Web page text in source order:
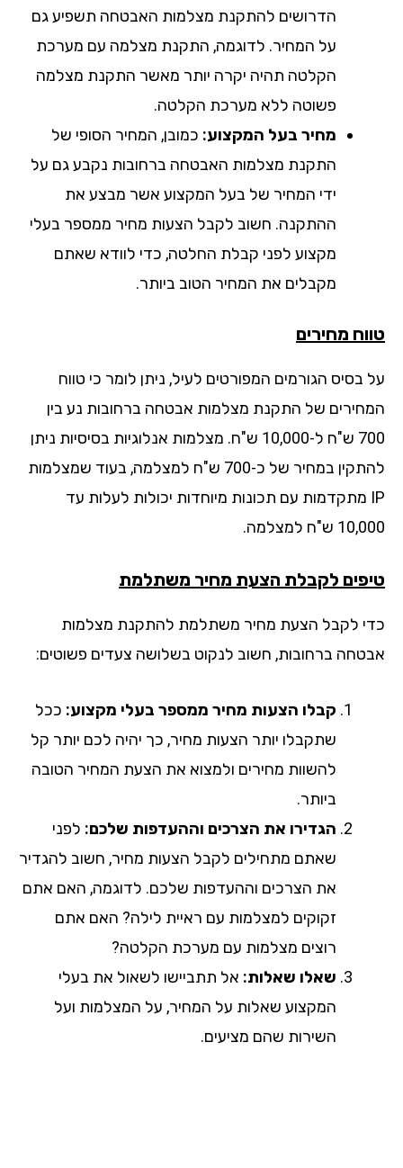
הדרושים להתקנת מצלמות האבטחה תשפיע גם
על המחיר. לדוגמה, התקנת מצלמה עם מערכת
הקלטה תהיה יקרה יותר מאשר התקנת מצלמה
פשוטה ללא מערכת הקלטה.
מחיר בעל המקצוע:כמובן, המחיר הסופי של
התקנת מצלמות האבטחה ברחובות נקבע גם על
ידי המחיר של בעל המקצוע אשר מבצע את
ההתקנה. חשוב לקבל הצעות מחיר ממספר בעלי
מקצוע לפני קבלת החלטה, כדי לוודא שאתם
מקבלים את המחיר הטוב ביותר.
מחירים
בסיס הגורמים המפורטים לעיל, ניתן לומר כי טווח
של התקנת מצלמות אבטחה ברחובות נע בין
700 ש"ח ל-10,000 ש"ח. מצלמות אנלוגיות בסיסיות ניתן
להתקין במחיר של כ-700 ש"ח למצלמה, בעוד שמצלמות
IP מתקדמות עם תכונות מיוחדות יכולות לעלות עד
ש"ח למצלמה.
לקבלת הצעת מחיר משתלמת
לקבל הצעת מחיר משתלמת להתקנת מצלמות
ברחובות, חשוב לנקוט בשלושה צעדים פשוטים:
קבלו הצעות מחיר ממספר בעלי מקצוע:ככל
שתקבלו יותר הצעות מחיר, כך יהיה לכם יותר קל
להשוות מחירים ולמצוא את הצעת המחיר הטובה
ביותר.
הגדירו את הצרכים וההעדפות שלכם:לפני
שאתם מתחילים לקבל הצעות מחיר, חשוב להגדיר
את הצרכים וההעדפות שלכם. לדוגמה, האם אתם
זקוקים למצלמות עם ראיית לילה? האם אתם
רוצים מצלמות עם מערכת הקלטה?
שאלו שאלות:אל תתביישו לשאול את בעלי
המקצוע שאלות על המחיר, על המצלמות ועל
השירות שהם מציעים.